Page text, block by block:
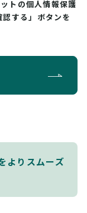
トの個人情報保護
認する」ボタンを
よりスムーズ